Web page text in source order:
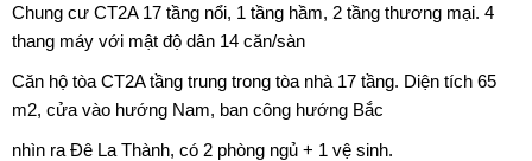
Chung cư CT2A 17 tầng nổi, 1 tầng hầm, 2 tầng thương mại. 4
thang máy với mật độ dân 14 căn/sàn
Căn hộ tòa CT2A tầng trung trong tòa nhà 17 tầng. Diện tích 65
m2, cửa vào hướng Nam, ban công hướng Bắc
nhìn ra Đê La Thành, có 2 phòng ngủ + 1 vệ sinh.